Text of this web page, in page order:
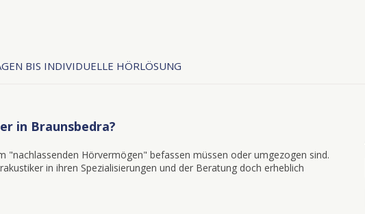
BIS INDIVIDUELLE HÖRLÖSUNG
in Braunsbedra?
Hörvermögen" befassen müssen oder umgezogen sind.
in ihren Spezialisierungen und der Beratung doch erheblich